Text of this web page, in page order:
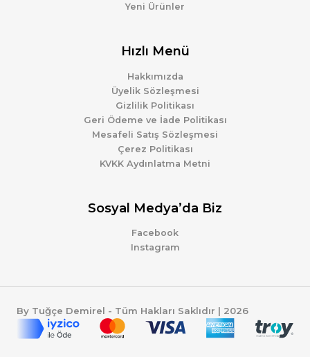
Yeni Ürünler
Hızlı Menü
Hakkımızda
Üyelik Sözleşmesi
Gizlilik Politikası
Geri Ödeme ve İade Politikası
Mesafeli Satış Sözleşmesi
Çerez Politikası
KVKK Aydınlatma Metni
Sosyal Medya’da Biz
Facebook
Instagram
By Tuğçe Demirel - Tüm Hakları Saklıdır | 2026